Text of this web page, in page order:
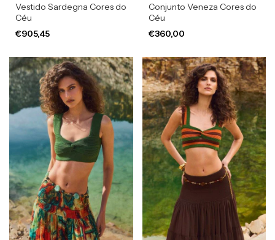
Vestido Sardegna Cores do
Céu
€905,45
Conjunto Veneza Cores do
Céu
€360,00